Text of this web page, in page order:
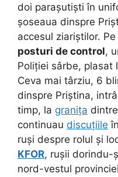
doi parașutiști în
șoseaua dinspre
accesul ziariștilor.
posturi de control,
Poliției sârbe, plasat
Ceva mai târziu, 6
dinspre Priștina,
timp, la granița
continuau discuțiile
ruși despre rolul și
KFOR, rușii dorindu-
nord-vestul